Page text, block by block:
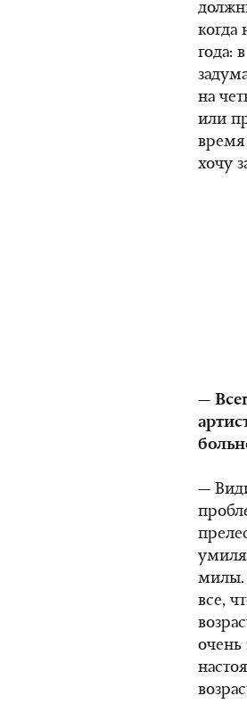
когда
года:
на
или
время
хочу
—
—
милы.
все,
очень